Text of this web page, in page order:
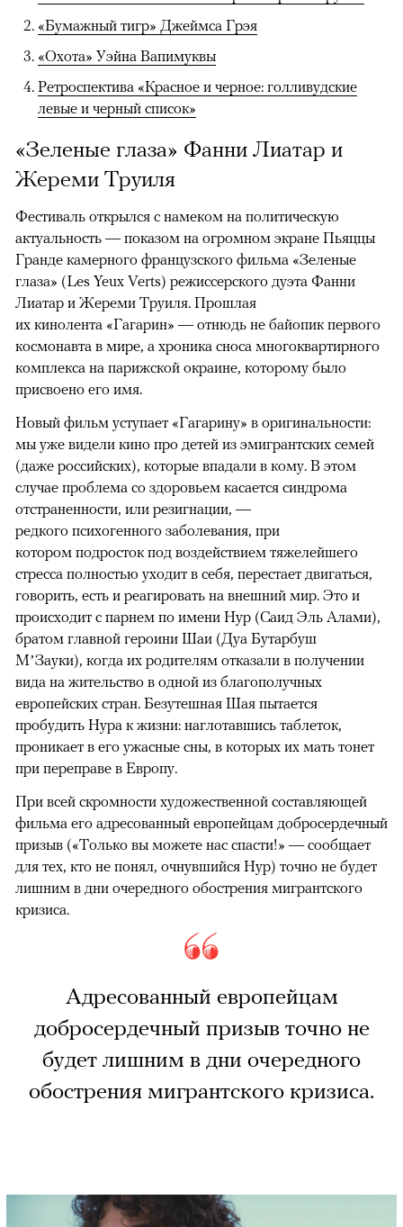
«Бумажный тигр» Джеймса Грэя
«Охота» Уэйна Вапимуквы
Ретроспектива «Красное и черное: голливудские
левые и черный список»
«Зеленые глаза» Фанни Лиатар и
Жереми Труиля
Фестиваль открылся с намеком на политическую
актуальность — показом на огромном экране Пьяццы
Гранде камерного французского фильма «Зеленые
глаза» (Les Yeux Verts) режиссерского дуэта Фанни
Лиатар и Жереми Труиля. Прошлая
их кинолента «Гагарин» — отнюдь не байопик первого
космонавта в мире, а хроника сноса многоквартирного
комплекса на парижской окраине, которому было
присвоено его имя.
Новый фильм уступает «Гагарину» в оригинальности:
мы уже видели кино про детей из эмигрантских семей
(даже российских), которые впадали в кому. В этом
случае проблема со здоровьем касается синдрома
отстраненности, или резигнации, —
редкого психогенного заболевания, при
котором подросток под воздействием тяжелейшего
стресса полностью уходит в себя, перестает двигаться,
говорить, есть и реагировать на внешний мир. Это и
происходит с парнем по имени Нур (Саид Эль Алами),
братом главной героини Шаи (Дуа Бутарбуш
М’Зауки), когда их родителям отказали в получении
вида на жительство в одной из благополучных
европейских стран. Безутешная Шая пытается
пробудить Нура к жизни: наглотавшись таблеток,
проникает в его ужасные сны, в которых их мать тонет
при переправе в Европу.
При всей скромности художественной составляющей
фильма его адресованный европейцам добросердечный
призыв («Только вы можете нас спасти!» — сообщает
для тех, кто не понял, очнувшийся Нур) точно не будет
лишним в дни очередного обострения мигрантского
кризиса.
Адресованный европейцам
добросердечный призыв точно не
будет лишним в дни очередного
обострения мигрантского кризиса.